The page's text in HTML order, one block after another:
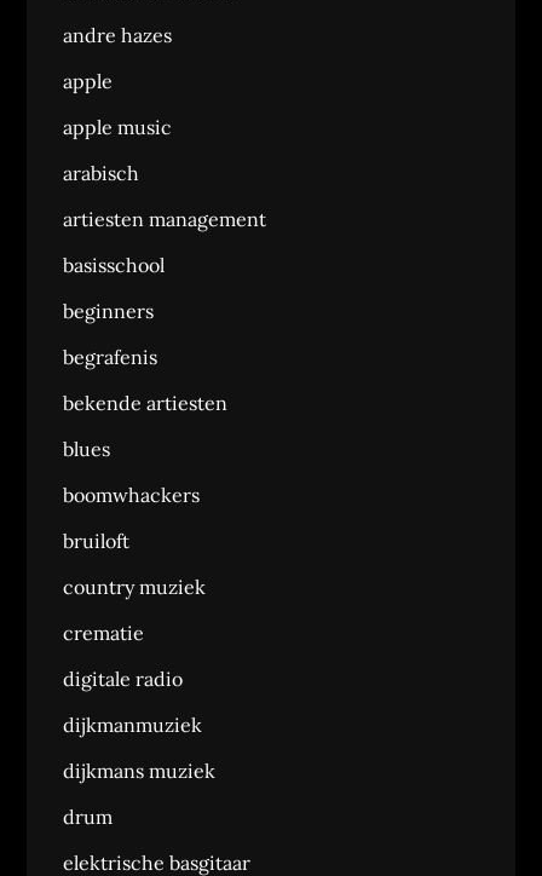
andre hazes
apple
apple music
arabisch
artiesten management
basisschool
beginners
begrafenis
bekende artiesten
blues
boomwhackers
bruiloft
country muziek
crematie
digitale radio
dijkmanmuziek
dijkmans muziek
drum
elektrische basgitaar